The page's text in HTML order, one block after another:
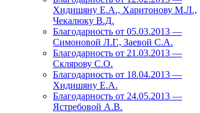
Хидишяну Е.А., Харитонову М.Л.,
Чекалюку В.Д.
Благодарность от 05.03.2013 —
Симоновой Л.Г., Заевой С.А.
Благодарность от 21.03.2013 —
Склярову С.О.
Благодарность от 18.04.2013 —
Хидишяну Е.А.
Благодарность от 24.05.2013 —
Ястребовой А.В.